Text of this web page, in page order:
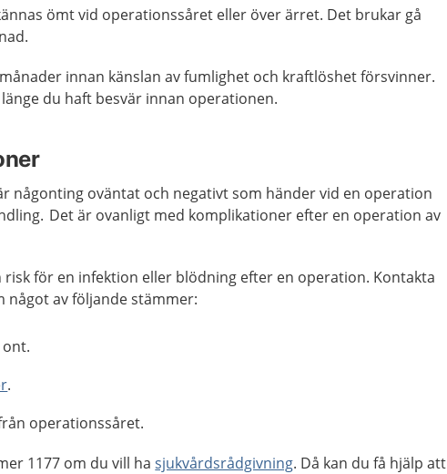
ömt vid operationssåret eller över ärret. Det brukar gå
innan känslan av fumlighet och kraftlöshet försvinner.
du haft besvär innan operationen.
någonting oväntat och negativt som händer vid en operation
Det är ovanligt med komplikationer efter en operation av
risk för en infektion eller blödning efter en operation. Kontakta
något av följande stämmer:
.
operationssåret.
1177 om du vill ha sjukvårdsrådgivning. Då kan du få hjälp att